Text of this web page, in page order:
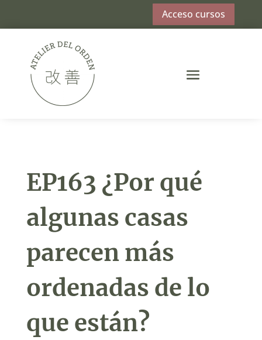
Acceso cursos
EP163 ¿Por qué
algunas casas
parecen más
ordenadas de lo
que están?